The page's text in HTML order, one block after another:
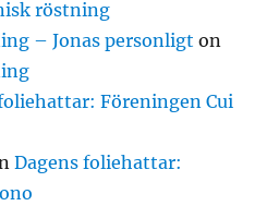
röstning
– Jonas personligt on
Föreningen Cui
Dagens foliehattar: